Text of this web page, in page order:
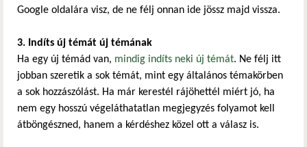
Google oldalára visz, de ne félj onnan ide jössz majd vissza.
3. Indíts új témát új témának
Ha egy új témád van, mindig indíts neki új témát. Ne félj itt
jobban szeretik a sok témát, mint egy általános témakörben
a sok hozzászólást. Ha már kerestél rájöhettél miért jó, ha
nem egy hosszú végeláthatatlan megjegyzés folyamot kell
átböngészned, hanem a kérdéshez közel ott a válasz is.